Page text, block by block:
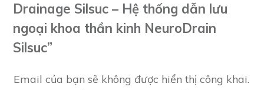
Drainage Silsuc – Hệ thống dẫn lưu
ngoại khoa thần kinh NeuroDrain
Silsuc”
Email của bạn sẽ không được hiển thị công khai.